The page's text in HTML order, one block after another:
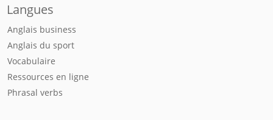
Langues
Anglais business
Anglais du sport
Vocabulaire
Ressources en ligne
Phrasal verbs